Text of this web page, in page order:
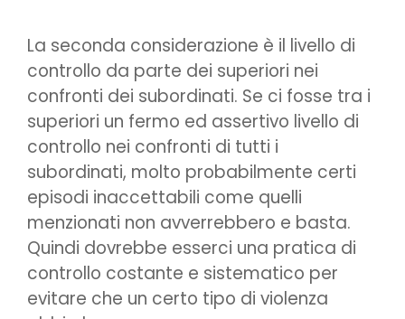
La seconda considerazione è il livello di
controllo da parte dei superiori nei
confronti dei subordinati. Se ci fosse tra i
superiori un fermo ed assertivo livello di
controllo nei confronti di tutti i
subordinati, molto probabilmente certi
episodi inaccettabili come quelli
menzionati non avverrebbero e basta.
Quindi dovrebbe esserci una pratica di
controllo costante e sistematico per
evitare che un certo tipo di violenza